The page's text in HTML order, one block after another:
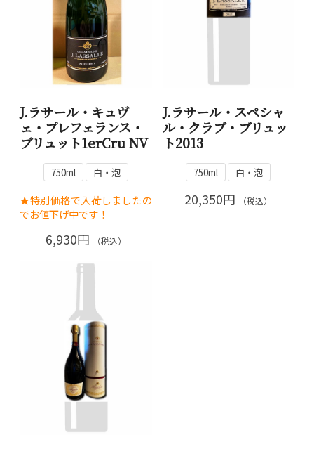
J.ラサール・キュヴ
ェ・プレフェランス・
ブリュット1erCru NV
750ml 白・泡
★特別価格で入荷しましたの
でお値下げ中です！
6,930円 （税込）
J.ラサール・スペシャ
ル・クラブ・ブリュッ
ト2013
750ml 白・泡
20,350円 （税込）